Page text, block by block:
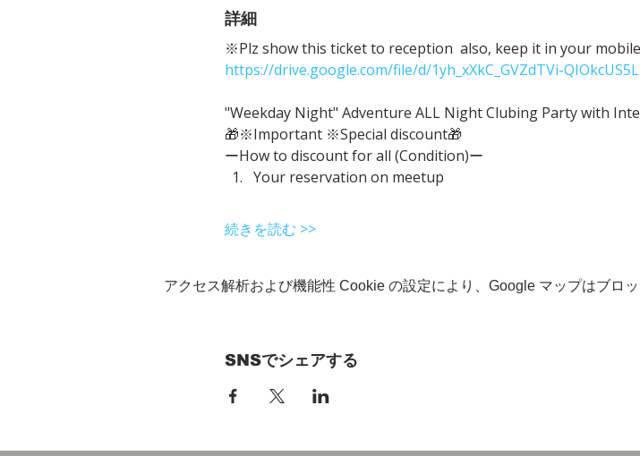
詳細
※Plz show this ticket to reception  also, keep it in your
https://drive.google.com/file/d/1yh_xXkC_GVZdTVi-
"Weekday Night" Adventure ALL Night Clubing Party with
🎁※Important ※Special discount🎁
ーHow to discount for all (Condition)ー
Your reservation on meetup
続きを読む >>
アクセス解析および機能性 Cookie の設定により、Google マップはブロッ
SNSでシェアする